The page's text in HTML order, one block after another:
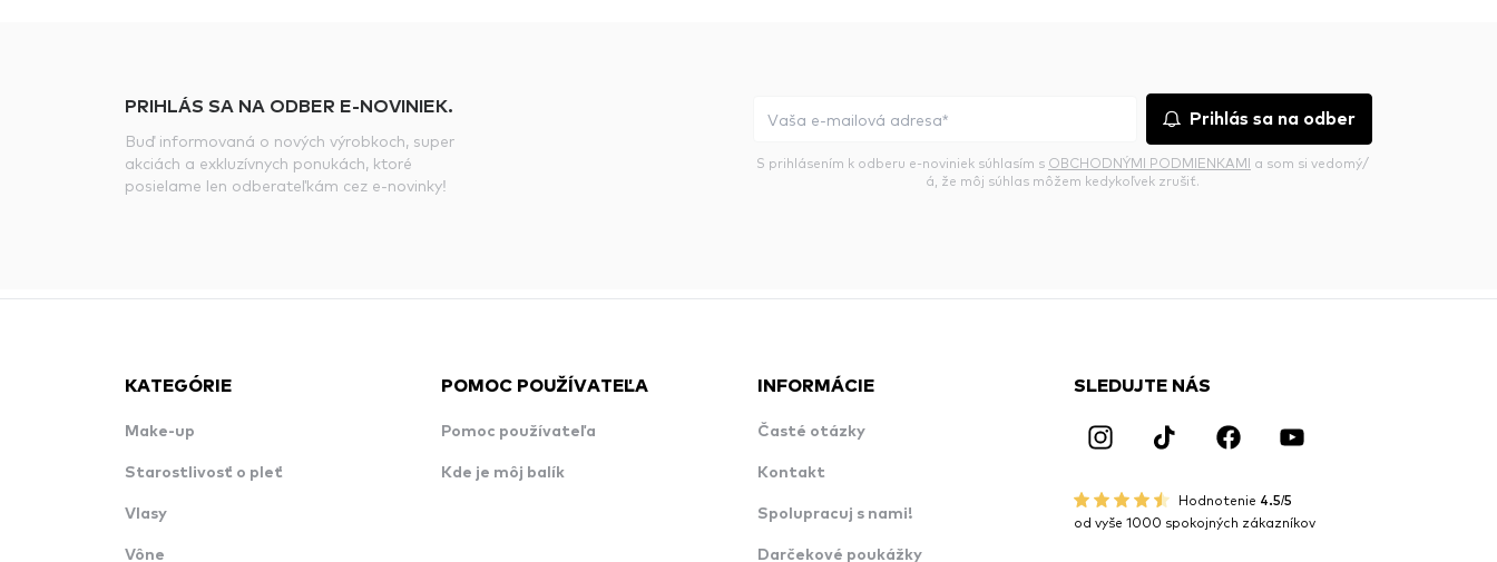
PRIHLÁS SA NA ODBER E-NOVINIEK.
Buď informovaná o nových výrobkoch, super
akciách a exkluzívnych ponukách, ktoré
posielame len odberateľkám cez e-novinky!
Prihlás sa na odber
S prihlásením k odberu e-noviniek súhlasím s OBCHODNÝMI PODMIENKAMI a som si vedomý/
á, že môj súhlas môžem kedykoľvek zrušiť.
KATEGÓRIE
Make-up
Starostlivosť o pleť
Vlasy
Vône
POMOC POUŽÍVATEĽA
Pomoc používateľa
Kde je môj balík
INFORMÁCIE
Časté otázky
Kontakt
Spolupracuj s nami!
Darčekové poukážky
SLEDUJTE NÁS
Hodnotenie 4.5/5
od vyše 1000 spokojných zákazníkov